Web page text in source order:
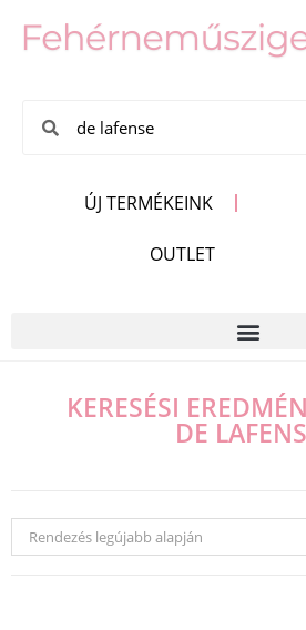
ÚJ TERMÉKEINK
OUTLET
KERESÉSI
DE
Rendezés legújabb alapján